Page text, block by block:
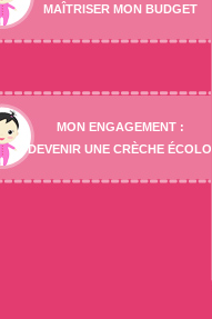
MAÎTRISER MON BUDGET
MON ENGAGEMENT :
DEVENIR UNE CRÈCHE ÉCOLO